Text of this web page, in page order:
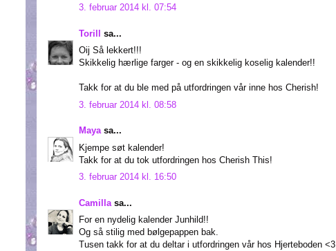
3. februar 2014 kl. 07:54
Torill
sa...
Oij Så lekkert!!!
Skikkelig hærlige farger - og en skikkelig koselig kalender!!
Takk for at du ble med på utfordringen vår inne hos Cherish!
3. februar 2014 kl. 08:58
Mayasa...
Kjempe søt kalender!
Takk for at du tok utfordringen hos Cherish This!
3. februar 2014 kl. 16:50
Camilla sa...
For en nydelig kalender Junhild!!
Og så stilig med bølgepappen bak.
Tusen takk for at du deltar i utfordringen vår hos Hjerteboden <3